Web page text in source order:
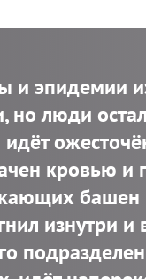
и эпидемии
но люди
идёт
кровью и
изнутри и